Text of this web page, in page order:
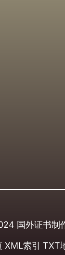
国外证书制
XML索引 TXT